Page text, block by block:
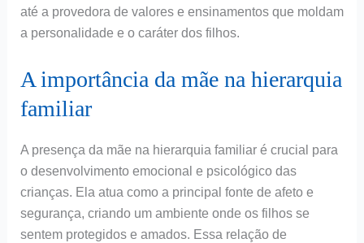
até a provedora de valores e ensinamentos que moldam
a personalidade e o caráter dos filhos.
A importância da mãe na hierarquia
familiar
A presença da mãe na hierarquia familiar é crucial para
o desenvolvimento emocional e psicológico das
crianças. Ela atua como a principal fonte de afeto e
segurança, criando um ambiente onde os filhos se
sentem protegidos e amados. Essa relação de